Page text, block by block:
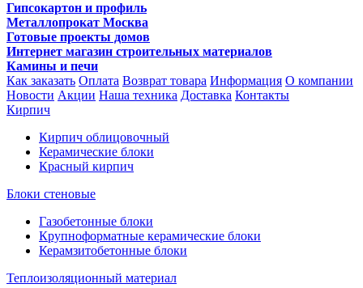
Гипсокартон и профиль
Металлопрокат Москва
Готовые проекты домов
Интернет магазин строительных материалов
Камины и печи
Как заказать Оплата Возврат товара Информация О компании
Новости Акции Наша техника Доставка Контакты
Кирпич
Кирпич облицовочный
Керамические блоки
Красный кирпич
Блоки стеновые
Газобетонные блоки
Крупноформатные керамические блоки
Керамзитобетонные блоки
Теплоизоляционный материал